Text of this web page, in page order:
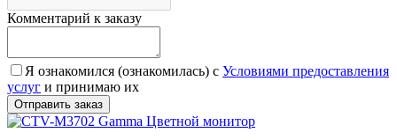
Комментарий к заказу
Я ознакомился (ознакомилась) с Условиями предоставления
услуг и принимаю их